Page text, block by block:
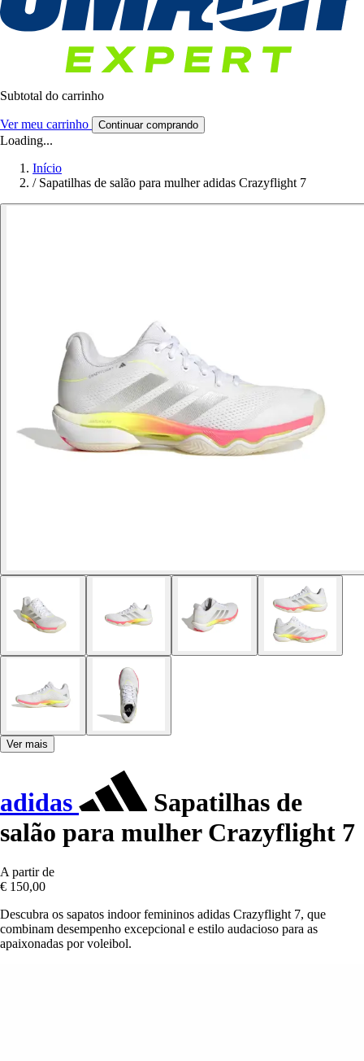
Subtotal do carrinho
Ver meu carrinho Continuar comprando
Loading...
Início
/ Sapatilhas de salão para mulher adidas Crazyflight 7
Ver mais
adidas
Sapatilhas de
salão para mulher Crazyflight 7
A partir de
€ 150,00
Descubra os sapatos indoor femininos adidas Crazyflight 7, que
combinam desempenho excepcional e estilo audacioso para as
apaixonadas por voleibol.